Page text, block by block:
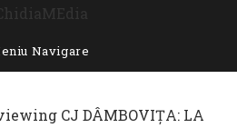
Navigare